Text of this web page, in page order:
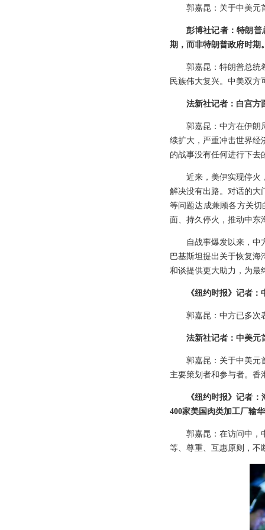
郭嘉昆：关于中美元
彭博社记者：特朗
期，而非特朗普政府时期
郭嘉昆：特朗普总统
民族伟大复兴。中美双方
法新社记者：白宫方
郭嘉昆：中方在伊朗
续扩大，严重冲击世界经
的战事没有任何进行下去
近来，美伊实现停火
解决没有出路。对话的大
等问题达成兼顾各方关
面、持久停火，推动中东
自战事爆发以来，中
巴基斯坦提出关于恢复
和谈提供更大助力，为最
《纽约时报》记者
郭嘉昆：中方已多次
法新社记者：中美元
郭嘉昆：关于中美元
主要策划者和参与者。香
《纽约时报》记者
400家美国肉类加工厂输
郭嘉昆：在访问中，
等、尊重、互惠原则，不